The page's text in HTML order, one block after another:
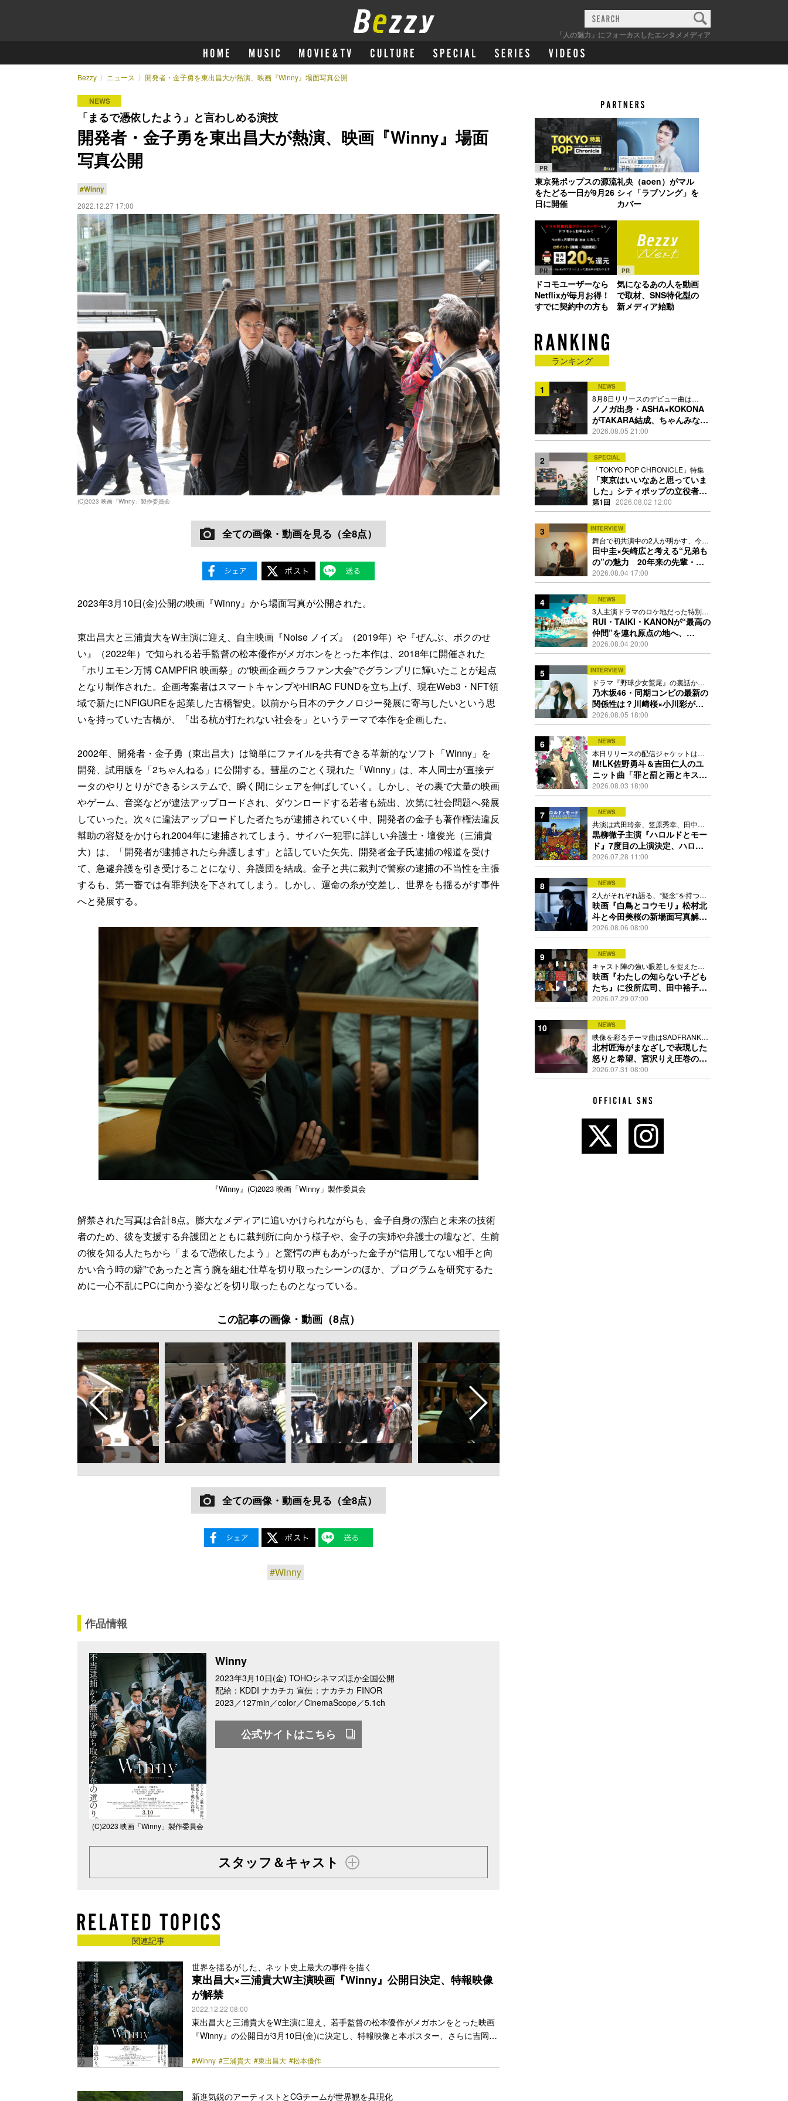
「人の魅力」にフォーカスしたエンタメメディア
Bezzy ニュース 開発者・金子勇を東出昌大が熱演、映画『Winny』場面写真公開
NEWS
「まるで憑依したよう」と言わしめる演技
開発者・金子勇を東出昌大が熱演、映画『Winny』場面
写真公開
#Winny
2022.12.27 17:00
(C)2023 映画「Winny」製作委員会
全ての画像・動画を見る（全8点）
2023年3月10日(金)公開の映画『Winny』から場面写真が公開された。
東出昌大と三浦貴大をW主演に迎え、自主映画『Noise ノイズ』（2019年）や『ぜんぶ、ボクのせ
い』（2022年）で知られる若手監督の松本優作がメガホンをとった本作は、2018年に開催された
「ホリエモン万博 CAMPFIR 映画祭」の“映画企画クラファン大会”でグランプリに輝いたことが起点
となり制作された。企画考案者はスマートキャンプやHIRAC FUNDを立ち上げ、現在Web3・NFT領
域で新たにNFIGUREを起業した古橋智史。以前から日本のテクノロジー発展に寄与したいという思
いを持っていた古橋が、「出る杭が打たれない社会を」というテーマで本作を企画した。
2002年、開発者・金子勇（東出昌大）は簡単にファイルを共有できる革新的なソフト「Winny」を
開発、試用版を「2ちゃんねる」に公開する。彗星のごとく現れた「Winny」は、本人同士が直接デ
ータのやりとりができるシステムで、瞬く間にシェアを伸ばしていく。しかし、その裏で大量の映画
やゲーム、音楽などが違法アップロードされ、ダウンロードする若者も続出、次第に社会問題へ発展
していった。次々に違法アップロードした者たちが逮捕されていく中、開発者の金子も著作権法違反
幇助の容疑をかけられ2004年に逮捕されてしまう。サイバー犯罪に詳しい弁護士・壇俊光（三浦貴
大）は、「開発者が逮捕されたら弁護します」と話していた矢先、開発者金子氏逮捕の報道を受け
て、急遽弁護を引き受けることになり、弁護団を結成。金子と共に裁判で警察の逮捕の不当性を主張
するも、第一審では有罪判決を下されてしまう。しかし、運命の糸が交差し、世界をも揺るがす事件
へと発展する。
『Winny』(C)2023 映画「Winny」製作委員会
解禁された写真は合計8点。膨大なメディアに追いかけられながらも、金子自身の潔白と未来の技術
者のため、彼を支援する弁護団とともに裁判所に向かう様子や、金子の実姉や弁護士の壇など、生前
の彼を知る人たちから「まるで憑依したよう」と驚愕の声もあがった金子が“信用してない相手と向
かい合う時の癖”であったと言う腕を組む仕草を切り取ったシーンのほか、プログラムを研究するた
めに一心不乱にPCに向かう姿などを切り取ったものとなっている。
この記事の画像・動画（8点）
全ての画像・動画を見る（全8点）
#Winny
作品情報
(C)2023 映画「Winny」製作委員会
Winny
2023年3月10日(金) TOHOシネマズほか全国公開
配給：KDDI ナカチカ 宣伝：ナカチカ FINOR
2023／127min／color／CinemaScope／5.1ch
公式サイトはこちら
スタッフ＆キャスト
関連記事
世界を揺るがした、ネット史上最大の事件を描く
東出昌大×三浦貴大W主演映画『Winny』公開日決定、特報映像
が解禁
2022.12.22 08:00
東出昌大と三浦貴大をW主演に迎え、若手監督の松本優作がメガホンをとった映画
『Winny』の公開日が3月10日(金)に決定し、特報映像と本ポスター、さらに吉岡秀
された「ホリエモン万博 CAMPFIR 映画祭」の“映画企画クラファン大会”でグラン
#Winny #三浦貴大 #東出昌大 #松本優作
新進気鋭のアーティストとCGチームが世界観を具現化
PR
東京発ポップスの源流
をたどる一日が9月26
日に開催
PR
礼央（aoen）がマル
シィ「ラブソング」を
カバー
PR
ドコモユーザーなら
Netflixが毎月お得！
すでに契約中の方も
PR
気になるあの人を動画
で取材、SNS特化型の
新メディア始動
ランキング
1 NEWS
8月8日リリースのデビュー曲は
「Time is money」
ノノガ出身・ASHA×KOKONA
がTAKARA結成、ちゃんみな主
宰レーベル第2弾アーティスト
に
2026.08.05 21:00
2 SPECIAL
「TOKYO POP CHRONICLE」特集
「東京はいいなあと思っていま
した」シティポップの立役者・
伊藤銀次の名曲回想録
第1回 2026.08.02 12:00
3 INTERVIEW
舞台で初共演中の2人が明かす、今の
自分をつくる恩人の存在
田中圭×矢崎広と考える“兄弟も
の”の魅力 20年来の先輩・後
輩が初めて見つけた互いの共通
点とは
2026.08.04 17:00
4 NEWS
3人主演ドラマのロケ地だった特別な
場所で撮影を敢行
RUI・TAIKI・KANONが“最高の
仲間”を連れ原点の地へ、
STARGLOW「GOTH」ダンス
映像公開
2026.08.04 20:00
5 INTERVIEW
ドラマ『野球少女鷲尾』の裏話から
隠れた素顔にたっぷり迫る
乃木坂46・同期コンビの最新の
関係性は？川﨑桜×小川彩が明
かす互いの推しポイント
2026.08.05 18:00
6 NEWS
本日リリースの配信ジャケットは
PEACH-PITが描き下ろし
M!LK佐野勇斗＆吉田仁人のユ
ニット曲「罪と罰と雨とキス」
MV公開、2人が霧雨と共に舞い
踊る
2026.08.03 18:00
7 NEWS
共演は武田玲奈、笠原秀幸、田中要
次、井川遥
黒柳徹子主演『ハロルドとモー
ド』7度目の上演決定、ハロル
ド役はKEY TO LIT岩﨑大昇
2026.07.28 11:00
8 NEWS
2人がそれぞれ語る、“疑念”を持つこ
との苦しさとは
映画『白鳥とコウモリ』松村北
斗と今田美桜の新場面写真解
禁、事件前後で一変する表情捉
えた全4点
2026.08.06 08:00
9 NEWS
キャスト陣の強い眼差しを捉えたポ
スター、本予告も解禁
映画『わたしの知らない子ども
たち』に役所広司、田中裕子、
岡田准一、吉田羊、坂東龍汰ら
13人
2026.07.29 07:00
10 NEWS
映像を彩るテーマ曲はSADFRANKが
歌う「愛の讃歌」カバー
北村匠海がまなざしで表現した
怒りと希望、宮沢りえ圧巻の演
技が光る『しびれ』90秒予告解
禁
2026.07.31 08:00